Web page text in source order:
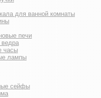
для ванной комнаты
печи
часы
лампы
сейфы